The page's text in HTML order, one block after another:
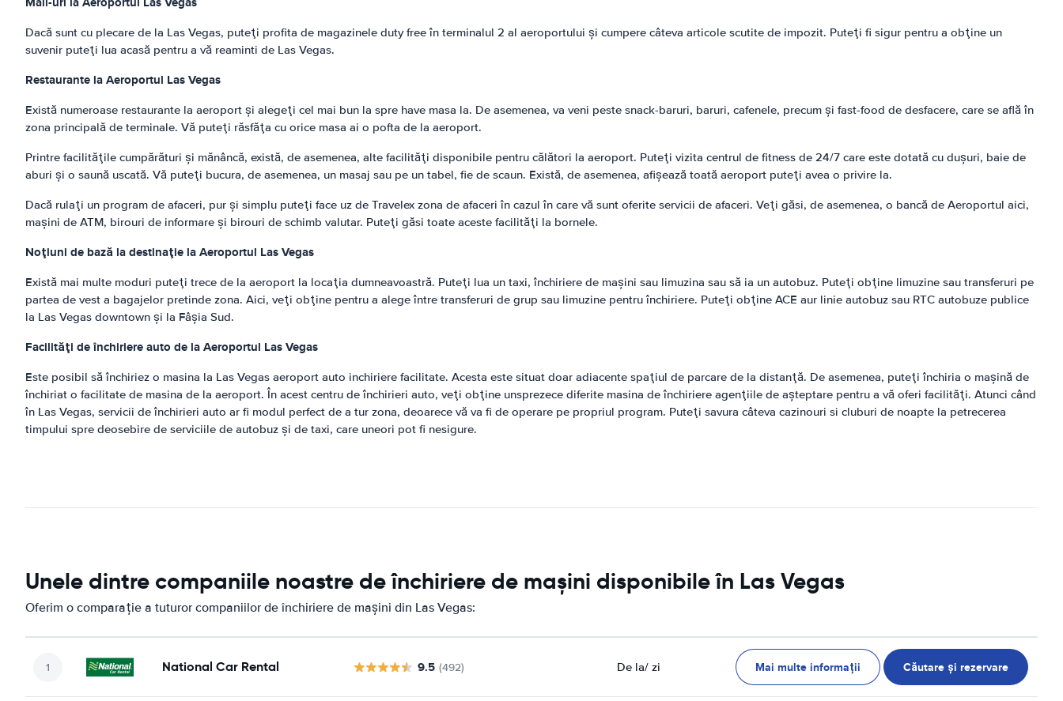
Dacă sunt cu plecare de la Las Vegas, puteţi profita de magazinele duty free în terminalul 2 al aeroportului şi cumpere câteva articole scutite de impozit. Puteţi fi sigur pentru a obţine un
suvenir puteţi lua acasă pentru a vă reaminti de Las Vegas.
Restaurante la Aeroportul Las Vegas
Există numeroase restaurante la aeroport şi alegeţi cel mai bun la spre have masa la. De asemenea, va veni peste snack-baruri, baruri, cafenele, precum şi fast-food de desfacere, care se află în
zona principală de terminale. Vă puteţi răsfăţa cu orice masa ai o pofta de la aeroport.
Printre facilităţile cumpărături şi mănâncă, există, de asemenea, alte facilităţi disponibile pentru călători la aeroport. Puteţi vizita centrul de fitness de 24/7 care este dotată cu duşuri, baie de
aburi şi o saună uscată. Vă puteţi bucura, de asemenea, un masaj sau pe un tabel, fie de scaun. Există, de asemenea, afişează toată aeroport puteţi avea o privire la.
Dacă rulaţi un program de afaceri, pur şi simplu puteţi face uz de Travelex zona de afaceri în cazul în care vă sunt oferite servicii de afaceri. Veţi găsi, de asemenea, o bancă de Aeroportul aici,
maşini de ATM, birouri de informare şi birouri de schimb valutar. Puteţi găsi toate aceste facilităţi la bornele.
Noţiuni de bază la destinaţie la Aeroportul Las Vegas
Există mai multe moduri puteţi trece de la aeroport la locaţia dumneavoastră. Puteţi lua un taxi, închiriere de maşini sau limuzina sau să ia un autobuz. Puteţi obţine limuzine sau transferuri pe
partea de vest a bagajelor pretinde zona. Aici, veţi obţine pentru a alege între transferuri de grup sau limuzine pentru închiriere. Puteţi obţine ACE aur linie autobuz sau RTC autobuze publice
la Las Vegas downtown şi la Fâşia Sud.
Facilităţi de închiriere auto de la Aeroportul Las Vegas
Este posibil să închiriez o masina la Las Vegas aeroport auto inchiriere facilitate. Acesta este situat doar adiacente spaţiul de parcare de la distanţă. De asemenea, puteţi închiria o maşină de
închiriat o facilitate de masina de la aeroport. În acest centru de închirieri auto, veţi obţine unsprezece diferite masina de închiriere agenţiile de aşteptare pentru a vă oferi facilităţi. Atunci când
în Las Vegas, servicii de închirieri auto ar fi modul perfect de a tur zona, deoarece vă va fi de operare pe propriul program. Puteţi savura câteva cazinouri si cluburi de noapte la petrecerea
timpului spre deosebire de serviciile de autobuz şi de taxi, care uneori pot fi nesigure.
Unele dintre companiile noastre de închiriere de mașini disponibile în Las Vegas
Oferim o comparație a tuturor companiilor de închiriere de mașini din Las Vegas:
National Car Rental 9.5 (492) De la/ zi Mai multe informații Căutare și rezervare